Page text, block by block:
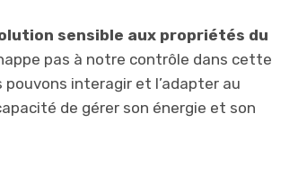
sensible aux propriétés du
pas à notre contrôle dans cette
pouvons interagir et l’adapter au
de gérer son énergie et son